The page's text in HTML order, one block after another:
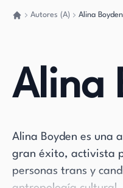
Autores (A) Alina Boyden
Alina
Alina Boyden es una
gran éxito, activista
personas trans y